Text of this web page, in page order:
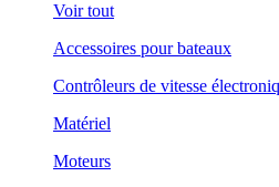
Voir tout
Accessoires pour bateaux
Contrôleurs de vitesse
Matériel
Moteurs